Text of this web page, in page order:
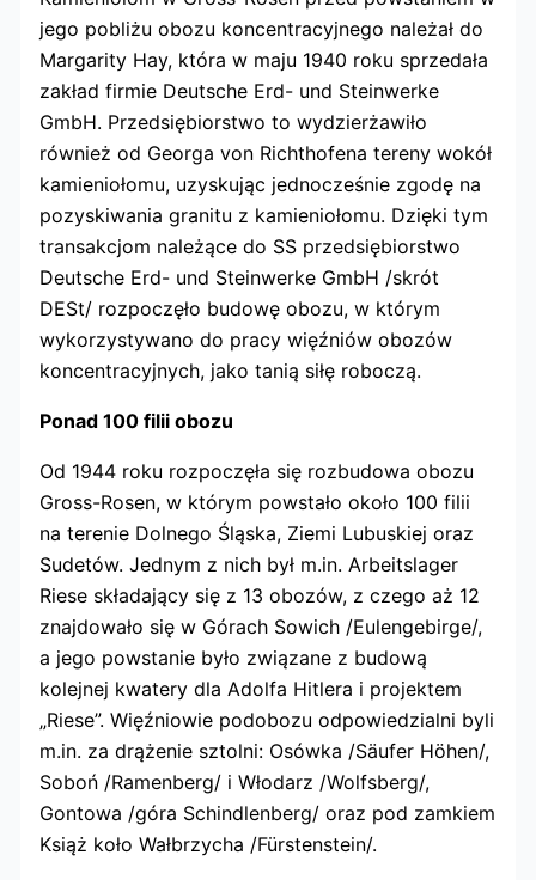
jego pobliżu obozu koncentracyjnego należał do
Margarity Hay, która w maju 1940 roku sprzedała
zakład firmie Deutsche Erd- und Steinwerke
GmbH. Przedsiębiorstwo to wydzierżawiło
również od Georga von Richthofena tereny wokół
kamieniołomu, uzyskując jednocześnie zgodę na
pozyskiwania granitu z kamieniołomu. Dzięki tym
transakcjom należące do SS przedsiębiorstwo
Deutsche Erd- und Steinwerke GmbH /skrót
DESt/ rozpoczęło budowę obozu, w którym
wykorzystywano do pracy więźniów obozów
koncentracyjnych, jako tanią siłę roboczą.
Ponad 100 filii obozu
Od 1944 roku rozpoczęła się rozbudowa obozu
Gross-Rosen, w którym powstało około 100 filii
na terenie Dolnego Śląska, Ziemi Lubuskiej oraz
Sudetów. Jednym z nich był m.in. Arbeitslager
Riese składający się z 13 obozów, z czego aż 12
znajdowało się w Górach Sowich /Eulengebirge/,
a jego powstanie było związane z budową
kolejnej kwatery dla Adolfa Hitlera i projektem
„Riese”. Więźniowie podobozu odpowiedzialni byli
m.in. za drążenie sztolni: Osówka /Säufer Höhen/,
Soboń /Ramenberg/ i Włodarz /Wolfsberg/,
Gontowa /góra Schindlenberg/ oraz pod zamkiem
Książ koło Wałbrzycha /Fürstenstein/.